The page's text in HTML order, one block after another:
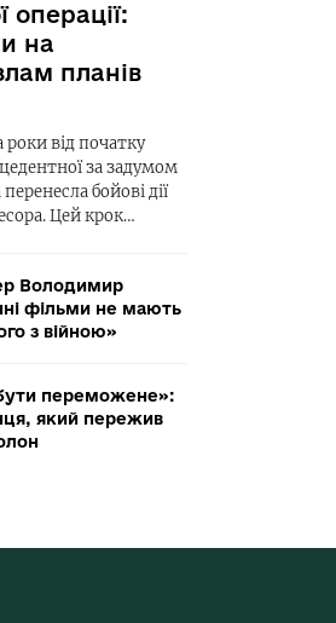
операції:
на
планів
від початку
за задумом
бойові дії
Цей крок…
Володимир
фільми не мають
з війною»
переможене»:
який пережив